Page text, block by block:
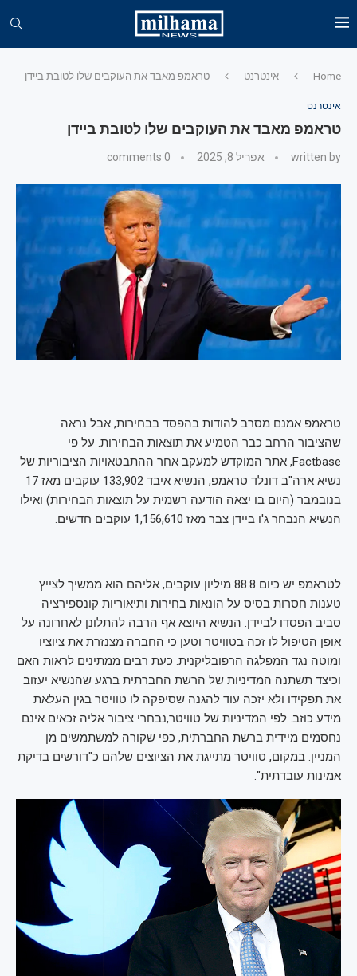
Home אינטרנט טראמפ מאבד את העוקבים שלו לטובת ביידן
אינטרנט
טראמפ מאבד את העוקבים שלו לטובת ביידן
written by אפריל 8, 2025 0 comments
טראמפ אמנם מסרב להודות בהפסד בבחירות, אבל נראה
שהציבור הרחב כבר הטמיע את תוצאות הבחירות. על פי
Factbase, אתר המוקדש למעקב אחר ההתבטאויות הציבוריות של
נשיא ארה"ב דונלד טראמפ, הנשיא איבד 133,902 עוקבים מאז 17
בנובמבר (היום בו יצאה הודעה רשמית על תוצאות הבחירות) ואילו
הנשיא הנבחר ג'ו ביידן צבר מאז 1,156,610 עוקבים חדשים.
לטראמפ יש כיום 88.8 מיליון עוקבים, אליהם הוא ממשיך לצייץ
טענות חסרות בסיס על הונאות בחירות ותיאוריות קונספירציה
סביב הפסדו לביידן. הנשיא היוצא אף הרבה להתלונן לאחרונה על
אופן הטיפול לו זכה בטוויטר וטען כי החברה מצנזרת את ציוציו
ומוטה נגד המפלגה הרפובליקנית. כעת רבים ממתינים לראות האם
וכיצד תשתנה המדיניות של הרשת החברתית ברגע שהנשיא יעזוב
את תפקידו ולא יזכה עוד להגנה שסיפקה לו טוויטר בגין העלאת
מידע כוזב. לפי המדיניות של טוויטר,נבחרי ציבור אליה זכאים אינם
נחסמים מיידית ברשת החברתית, כפי שקורה למשתמשים מן
המניין. במקום, טוויטר מתייגת את הציוצים שלהם כ"דורשים בדיקת
אמינות עובדתית".